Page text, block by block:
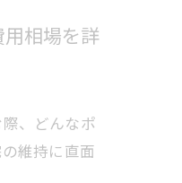
相場を詳
、どんなポ
維持に直面